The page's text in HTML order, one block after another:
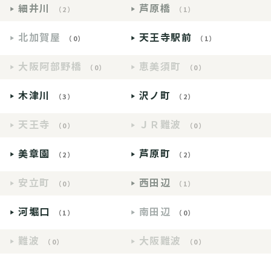
細井川 （2） 芦原橋 （1）
北加賀屋 （0） 天王寺駅前 （1）
大阪阿部野橋 （0） 恵美須町 （0）
木津川 （3） 沢ノ町 （2）
天王寺 （0） ＪＲ難波 （0）
美章園 （2） 芦原町 （2）
安立町 （0） 西田辺 （1）
河堀口 （1） 南田辺 （0）
難波 （0） 大阪難波 （0）